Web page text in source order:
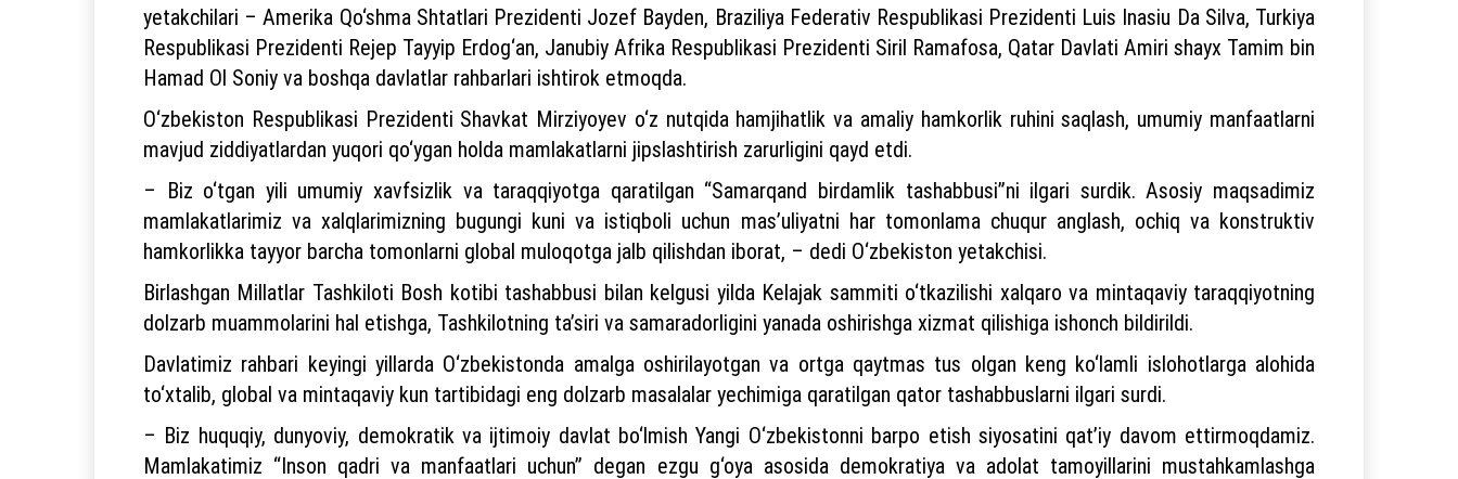
yetakchilari – Amerika Qo‘shma Shtatlari Prezidenti Jozef Bayden, Braziliya Federativ Respublikasi Prezidenti Luis Inasiu Da Silva, Turkiya
Respublikasi Prezidenti Rejep Tayyip Erdog‘an, Janubiy Afrika Respublikasi Prezidenti Siril Ramafosa, Qatar Davlati Amiri shayx Tamim bin
Hamad Ol Soniy va boshqa davlatlar rahbarlari ishtirok etmoqda.
O‘zbekiston Respublikasi Prezidenti Shavkat Mirziyoyev o‘z nutqida hamjihatlik va amaliy hamkorlik ruhini saqlash, umumiy manfaatlarni
mavjud ziddiyatlardan yuqori qo‘ygan holda mamlakatlarni jipslashtirish zarurligini qayd etdi.
– Biz o‘tgan yili umumiy xavfsizlik va taraqqiyotga qaratilgan “Samarqand birdamlik tashabbusi”ni ilgari surdik. Asosiy maqsadimiz
mamlakatlarimiz va xalqlarimizning bugungi kuni va istiqboli uchun mas’uliyatni har tomonlama chuqur anglash, ochiq va konstruktiv
hamkorlikka tayyor barcha tomonlarni global muloqotga jalb qilishdan iborat, – dedi O‘zbekiston yetakchisi.
Birlashgan Millatlar Tashkiloti Bosh kotibi tashabbusi bilan kelgusi yilda Kelajak sammiti o‘tkazilishi xalqaro va mintaqaviy taraqqiyotning
dolzarb muammolarini hal etishga, Tashkilotning ta’siri va samaradorligini yanada oshirishga xizmat qilishiga ishonch bildirildi.
Davlatimiz rahbari keyingi yillarda O‘zbekistonda amalga oshirilayotgan va ortga qaytmas tus olgan keng ko‘lamli islohotlarga alohida
to‘xtalib, global va mintaqaviy kun tartibidagi eng dolzarb masalalar yechimiga qaratilgan qator tashabbuslarni ilgari surdi.
– Biz huquqiy, dunyoviy, demokratik va ijtimoiy davlat bo‘lmish Yangi O‘zbekistonni barpo etish siyosatini qat’iy davom ettirmoqdamiz.
Mamlakatimiz “Inson qadri va manfaatlari uchun” degan ezgu g‘oya asosida demokratiya va adolat tamoyillarini mustahkamlashga